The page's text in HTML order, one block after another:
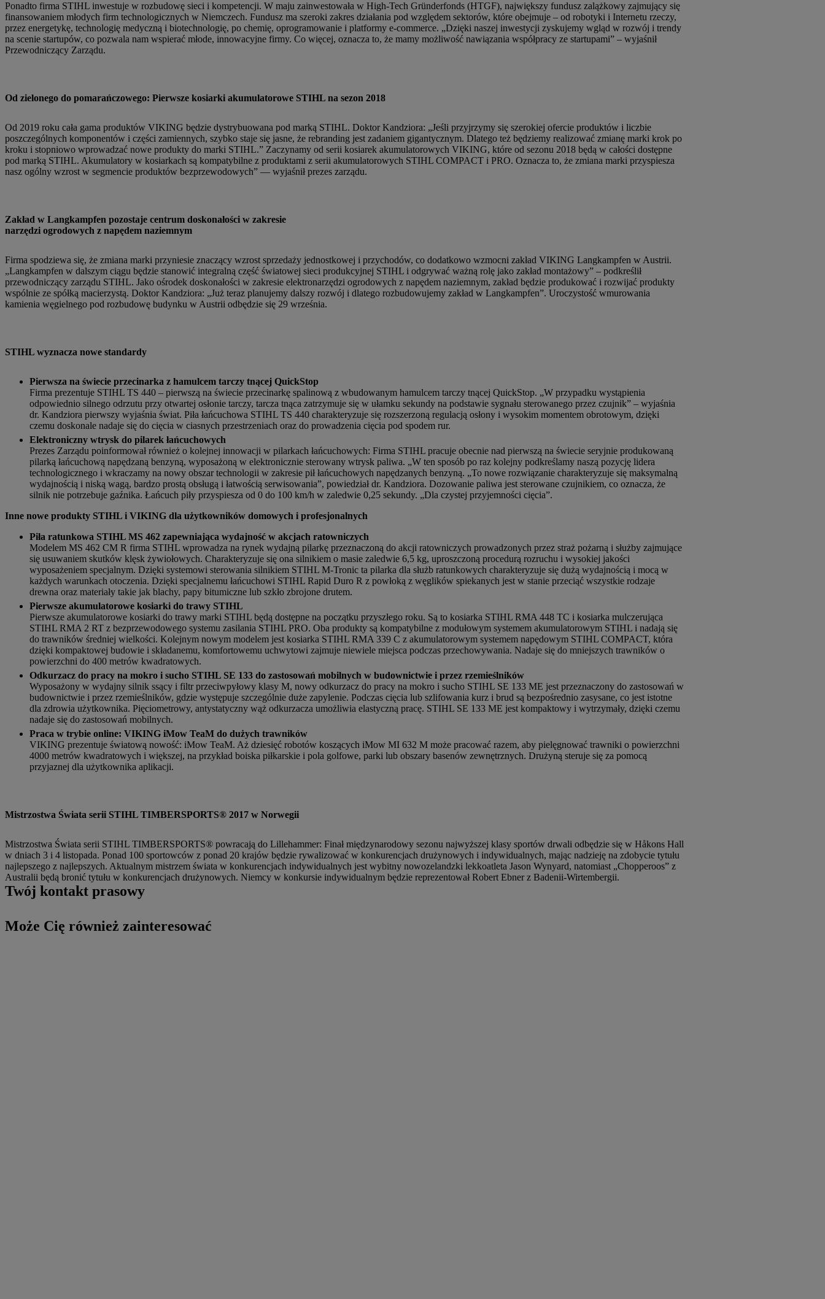
Ponadto firma STIHL inwestuje w rozbudowę sieci i kompetencji. W maju zainwestowała w High-Tech Gründerfonds (HTGF), największy fundusz zalążkowy zajmujący się
finansowaniem młodych firm technologicznych w Niemczech. Fundusz ma szeroki zakres działania pod względem sektorów, które obejmuje – od robotyki i Internetu rzeczy,
przez energetykę, technologię medyczną i biotechnologię, po chemię, oprogramowanie i platformy e-commerce. „Dzięki naszej inwestycji zyskujemy wgląd w rozwój i trendy
na scenie startupów, co pozwala nam wspierać młode, innowacyjne firmy. Co więcej, oznacza to, że mamy możliwość nawiązania współpracy ze startupami” – wyjaśnił
Przewodniczący Zarządu.
Od zielonego do pomarańczowego: Pierwsze kosiarki akumulatorowe STIHL na sezon 2018
Od 2019 roku cała gama produktów VIKING będzie dystrybuowana pod marką STIHL. Doktor Kandziora: „Jeśli przyjrzymy się szerokiej ofercie produktów i liczbie
poszczególnych komponentów i części zamiennych, szybko staje się jasne, że rebranding jest zadaniem gigantycznym. Dlatego też będziemy realizować zmianę marki krok po
kroku i stopniowo wprowadzać nowe produkty do marki STIHL.” Zaczynamy od serii kosiarek akumulatorowych VIKING, które od sezonu 2018 będą w całości dostępne
pod marką STIHL. Akumulatory w kosiarkach są kompatybilne z produktami z serii akumulatorowych STIHL COMPACT i PRO. Oznacza to, że zmiana marki przyspiesza
nasz ogólny wzrost w segmencie produktów bezprzewodowych” — wyjaśnił prezes zarządu.
Zakład w Langkampfen pozostaje centrum doskonałości w zakresie
narzędzi ogrodowych z napędem naziemnym
Firma spodziewa się, że zmiana marki przyniesie znaczący wzrost sprzedaży jednostkowej i przychodów, co dodatkowo wzmocni zakład VIKING Langkampfen w Austrii.
„Langkampfen w dalszym ciągu będzie stanowić integralną część światowej sieci produkcyjnej STIHL i odgrywać ważną rolę jako zakład montażowy” – podkreślił
przewodniczący zarządu STIHL. Jako ośrodek doskonałości w zakresie elektronarzędzi ogrodowych z napędem naziemnym, zakład będzie produkować i rozwijać produkty
wspólnie ze spółką macierzystą. Doktor Kandziora: „Już teraz planujemy dalszy rozwój i dlatego rozbudowujemy zakład w Langkampfen”. Uroczystość wmurowania
kamienia węgielnego pod rozbudowę budynku w Austrii odbędzie się 29 września.
STIHL wyznacza nowe standardy
Pierwsza na świecie przecinarka z hamulcem tarczy tnącej QuickStop
Firma prezentuje STIHL TS 440 – pierwszą na świecie przecinarkę spalinową z wbudowanym hamulcem tarczy tnącej QuickStop. „W przypadku wystąpienia
odpowiednio silnego odrzutu przy otwartej osłonie tarczy, tarcza tnąca zatrzymuje się w ułamku sekundy na podstawie sygnału sterowanego przez czujnik” – wyjaśnia
dr. Kandziora pierwszy wyjaśnia świat. Piła łańcuchowa STIHL TS 440 charakteryzuje się rozszerzoną regulacją osłony i wysokim momentem obrotowym, dzięki
czemu doskonale nadaje się do cięcia w ciasnych przestrzeniach oraz do prowadzenia cięcia pod spodem rur.
Elektroniczny wtrysk do pilarek łańcuchowych
Prezes Zarządu poinformował również o kolejnej innowacji w pilarkach łańcuchowych: Firma STIHL pracuje obecnie nad pierwszą na świecie seryjnie produkowaną
pilarką łańcuchową napędzaną benzyną, wyposażoną w elektronicznie sterowany wtrysk paliwa. „W ten sposób po raz kolejny podkreślamy naszą pozycję lidera
technologicznego i wkraczamy na nowy obszar technologii w zakresie pił łańcuchowych napędzanych benzyną. „To nowe rozwiązanie charakteryzuje się maksymalną
wydajnością i niską wagą, bardzo prostą obsługą i łatwością serwisowania”, powiedział dr. Kandziora. Dozowanie paliwa jest sterowane czujnikiem, co oznacza, że
silnik nie potrzebuje gaźnika. Łańcuch piły przyspiesza od 0 do 100 km/h w zaledwie 0,25 sekundy. „Dla czystej przyjemności cięcia”.
Inne nowe produkty STIHL i VIKING dla użytkowników domowych i profesjonalnych
Piła ratunkowa STIHL MS 462 zapewniająca wydajność w akcjach ratowniczych
Modelem MS 462 CM R firma STIHL wprowadza na rynek wydajną pilarkę przeznaczoną do akcji ratowniczych prowadzonych przez straż pożarną i służby zajmujące
się usuwaniem skutków klęsk żywiołowych. Charakteryzuje się ona silnikiem o masie zaledwie 6,5 kg, uproszczoną procedurą rozruchu i wysokiej jakości
wyposażeniem specjalnym. Dzięki systemowi sterowania silnikiem STIHL M-Tronic ta pilarka dla służb ratunkowych charakteryzuje się dużą wydajnością i mocą w
każdych warunkach otoczenia. Dzięki specjalnemu łańcuchowi STIHL Rapid Duro R z powłoką z węglików spiekanych jest w stanie przeciąć wszystkie rodzaje
drewna oraz materiały takie jak blachy, papy bitumiczne lub szkło zbrojone drutem.
Pierwsze akumulatorowe kosiarki do trawy STIHL
Pierwsze akumulatorowe kosiarki do trawy marki STIHL będą dostępne na początku przyszłego roku. Są to kosiarka STIHL RMA 448 TC i kosiarka mulczerująca
STIHL RMA 2 RT z bezprzewodowego systemu zasilania STIHL PRO. Oba produkty są kompatybilne z modułowym systemem akumulatorowym STIHL i nadają się
do trawników średniej wielkości. Kolejnym nowym modelem jest kosiarka STIHL RMA 339 C z akumulatorowym systemem napędowym STIHL COMPACT, która
dzięki kompaktowej budowie i składanemu, komfortowemu uchwytowi zajmuje niewiele miejsca podczas przechowywania. Nadaje się do mniejszych trawników o
powierzchni do 400 metrów kwadratowych.
Odkurzacz do pracy na mokro i sucho STIHL SE 133 do zastosowań mobilnych w budownictwie i przez rzemieślników
Wyposażony w wydajny silnik ssący i filtr przeciwpyłowy klasy M, nowy odkurzacz do pracy na mokro i sucho STIHL SE 133 ME jest przeznaczony do zastosowań w
budownictwie i przez rzemieślników, gdzie występuje szczególnie duże zapylenie. Podczas cięcia lub szlifowania kurz i brud są bezpośrednio zasysane, co jest istotne
dla zdrowia użytkownika. Pięciometrowy, antystatyczny wąż odkurzacza umożliwia elastyczną pracę. STIHL SE 133 ME jest kompaktowy i wytrzymały, dzięki czemu
nadaje się do zastosowań mobilnych.
Praca w trybie online: VIKING iMow TeaM do dużych trawników
VIKING prezentuje światową nowość: iMow TeaM. Aż dziesięć robotów koszących iMow MI 632 M może pracować razem, aby pielęgnować trawniki o powierzchni
4000 metrów kwadratowych i większej, na przykład boiska piłkarskie i pola golfowe, parki lub obszary basenów zewnętrznych. Drużyną steruje się za pomocą
przyjaznej dla użytkownika aplikacji.
Mistrzostwa Świata serii STIHL TIMBERSPORTS® 2017 w Norwegii
Mistrzostwa Świata serii STIHL TIMBERSPORTS® powracają do Lillehammer: Finał międzynarodowy sezonu najwyższej klasy sportów drwali odbędzie się w Håkons Hall
w dniach 3 i 4 listopada. Ponad 100 sportowców z ponad 20 krajów będzie rywalizować w konkurencjach drużynowych i indywidualnych, mając nadzieję na zdobycie tytułu
najlepszego z najlepszych. Aktualnym mistrzem świata w konkurencjach indywidualnych jest wybitny nowozelandzki lekkoatleta Jason Wynyard, natomiast „Chopperoos” z
Australii będą bronić tytułu w konkurencjach drużynowych. Niemcy w konkursie indywidualnym będzie reprezentował Robert Ebner z Badenii-Wirtembergii.
Twój kontakt prasowy
Może Cię również zainteresować